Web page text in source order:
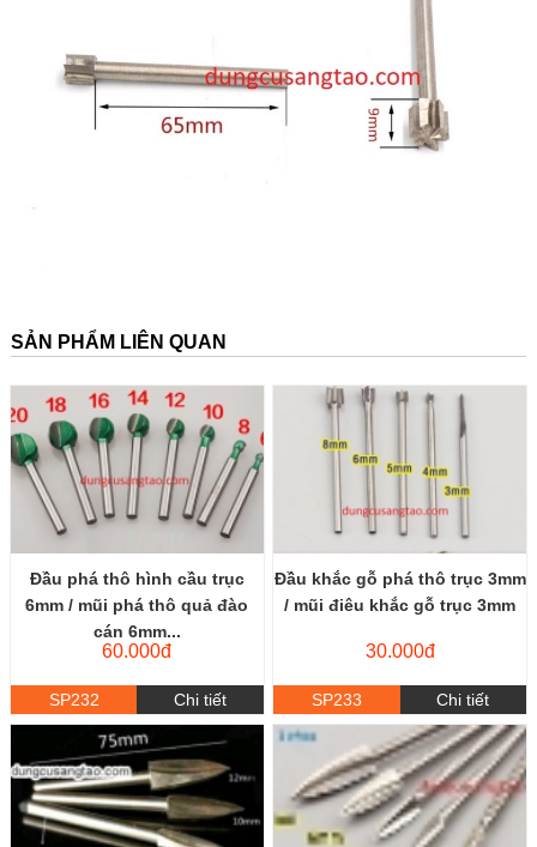
SẢN PHẨM LIÊN QUAN
Đầu phá thô hình cầu trục
6mm / mũi phá thô quả đào
cán 6mm...
60.000đ
SP232 Chi tiết
Đầu khắc gỗ phá thô trục 3mm
/ mũi điêu khắc gỗ trục 3mm
30.000đ
SP233 Chi tiết